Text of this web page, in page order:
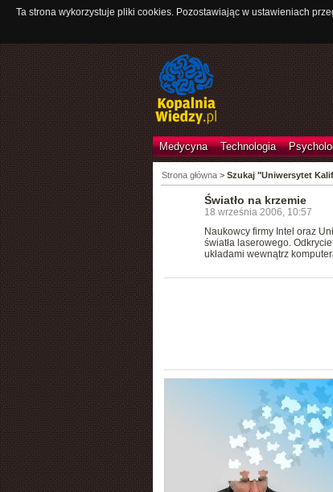
Ta strona wykorzystuje pliki cookies. Pozostawiając w ustawieniach
Medycyna Technologia
Strona główna> Szukaj "Uniwersytet
Światło na krzemie
18 września 2006, 10:57
Naukowcy firmy Intel oraz
światła laserowego.
układami wewnątrz